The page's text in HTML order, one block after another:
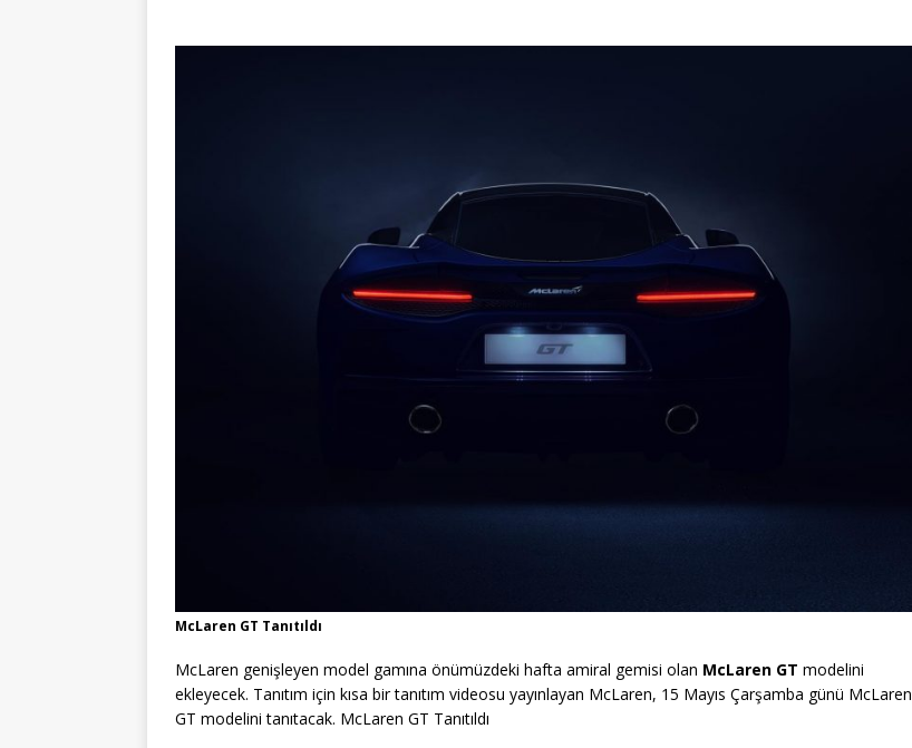
McLaren GT Tanıtıldı
McLaren genişleyen model gamına önümüzdeki hafta amiral gemisi olan McLaren GT modelini
ekleyecek. Tanıtım için kısa bir tanıtım videosu yayınlayan McLaren, 15 Mayıs Çarşamba günü McLaren
GT modelini tanıtacak. McLaren GT Tanıtıldı